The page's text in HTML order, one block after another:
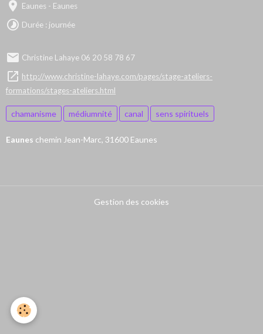
Eaunes - Eaunes
Durée : journée
Christine Lahaye 06 20 58 78 67
http://www.christine-lahaye.com/pages/stage-ateliers-
formations/stages-ateliers.html
chamanisme médiumnité canal sens spirituels
Eaunes chemin Jean-Marc, 31600 Eaunes
Gestion des cookies